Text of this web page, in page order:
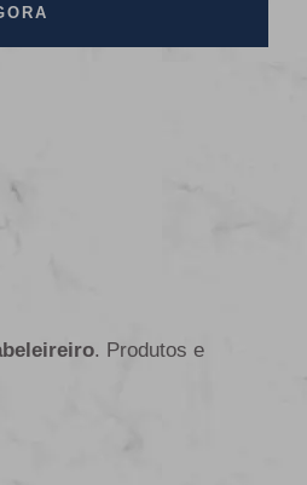
. Produtos e